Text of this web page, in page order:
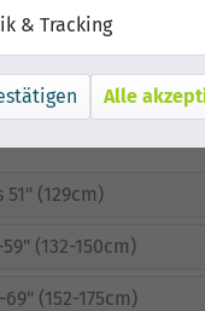
& Tracking
Alle
51" (129cm)
(132-150cm)
(152-175cm)